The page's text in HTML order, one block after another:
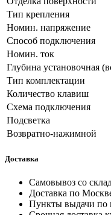
Тип крепления
Номин. напряжение
Способ подключения
Номин. ток
Глубина установочная
Тип комплектации
Количество клавиш
Схема подключения
Подсветка
Возвратно-нажимной
Доставка
Самовывоз со
Доставка по
Пункты выдачи по